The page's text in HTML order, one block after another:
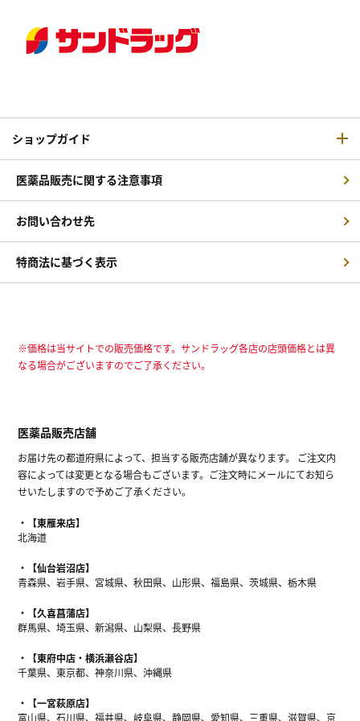
ショップガイド
医薬品販売に関する注意事項
お問い合わせ先
特商法に基づく表示
※価格は当サイトでの販売価格です。サンドラッグ各店の店頭価格とは異
なる場合がございますのでご了承ください。
医薬品販売店舗
お届け先の都道府県によって、担当する販売店舗が異なります。 ご注文内
容によっては変更となる場合もございます。ご注文時にメールにてお知ら
せいたしますので予めご了承ください。
【東雁来店】
北海道
【仙台岩沼店】
青森県、岩手県、宮城県、秋田県、山形県、福島県、茨城県、栃木県
【久喜菖蒲店】
群馬県、埼玉県、新潟県、山梨県、長野県
【東府中店・横浜瀬谷店】
千葉県、東京都、神奈川県、沖縄県
【一宮萩原店】
富山県、石川県、福井県、岐阜県、静岡県、愛知県、三重県、滋賀県、京